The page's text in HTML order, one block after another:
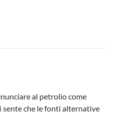
al petrolio come
che le fonti alternative